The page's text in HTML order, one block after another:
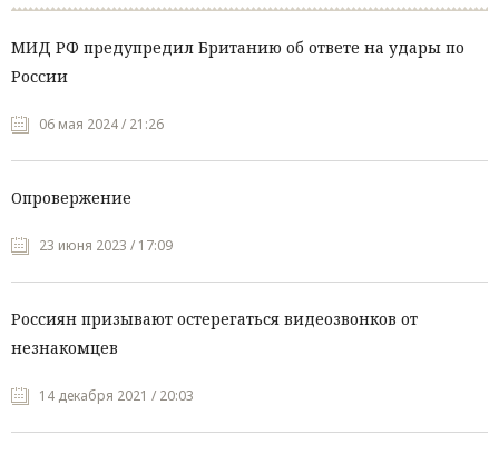
МИД РФ предупредил Британию об ответе на удары по
России
06 мая 2024 / 21:26
Опровержение
23 июня 2023 / 17:09
Россиян призывают остерегаться видеозвонков от
незнакомцев
14 декабря 2021 / 20:03